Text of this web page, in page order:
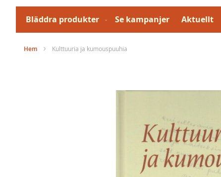
Bläddra produkter Se kampanjer Aktuellt
Hem Kulttuuria ja kumouspuuhia